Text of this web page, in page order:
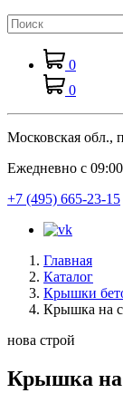
0
0
Московская обл.,
Ежедневно с
+7 (495) 665-23-15
Главная
Каталог
Крышки
Крышка на
нова строй
Крышка на